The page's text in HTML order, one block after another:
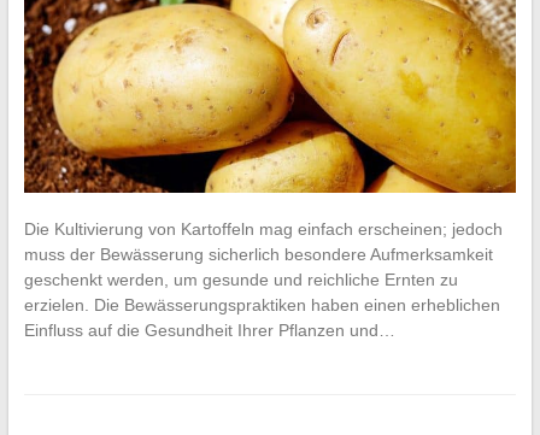
Die Kultivierung von Kartoffeln mag einfach erscheinen; jedoch
muss der Bewässerung sicherlich besondere Aufmerksamkeit
geschenkt werden, um gesunde und reichliche Ernten zu
erzielen. Die Bewässerungspraktiken haben einen erheblichen
Einfluss auf die Gesundheit Ihrer Pflanzen und…